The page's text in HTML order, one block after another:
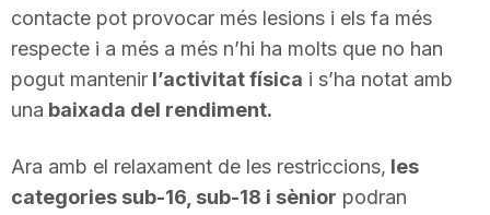
contacte pot provocar més lesions i els fa més
respecte i a més a més n’hi ha molts que no han
pogut mantenir l’activitat física i s’ha notat amb
una baixada del rendiment.
Ara amb el relaxament de les restriccions, les
categories sub-16, sub-18 i sènior podran